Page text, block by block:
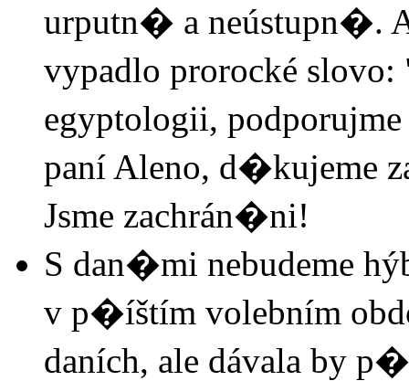
urputn� a neústupn�.
vypadlo prorocké
egyptologii,
paní Aleno, d�kujeme
Jsme zachrán�ni!
S dan�mi nebudeme
v p�íštím volebním
daních, ale dávala by